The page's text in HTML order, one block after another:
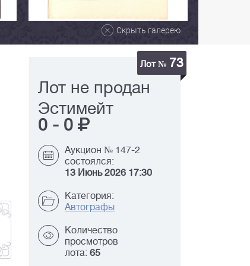
Скрыть галерею
Лот № 73
Лот не продан
Эстимейт
0 - 0
Аукцион № 147-2
состоялся:
13 Июнь 2026 17:30
Категория:
Автографы
Количество
просмотров
лота: 65